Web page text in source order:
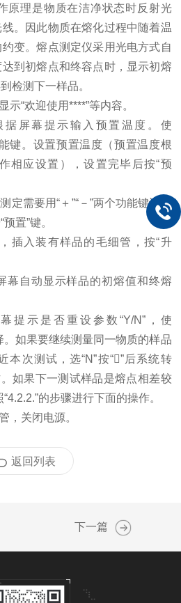
理是物质在洁净状态时反射光
。因此物质在熔化过程中随着温
变。熔点测定仪采用光电方式自
到初熔点和终容点时，显示初熔
检测下一样品。
“欢迎使用****”等内容。
屏幕提示输入预置温度。使
能键。设置预置温度（预置温度根
相应设置），设置完毕后按“预
需要用“＋”“－”两个功能键设置
置”键。
插入装有样品的毛细管，按“升
自动显示样品的初熔值和终熔
示是否重设参数“Y/N”，使
。如果要继续测量同一物质的样品
本次测试，选“N”按“”后系统转
。如果下一测试样品是熔点相差较
的步骤进行下面的操作。
，关闭电源。
返回列表
下一篇